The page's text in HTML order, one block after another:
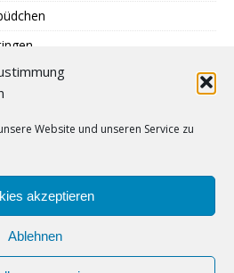
Website und unseren Service zu
akzeptieren
Ablehnen
Wittmer
Tiefenbroich